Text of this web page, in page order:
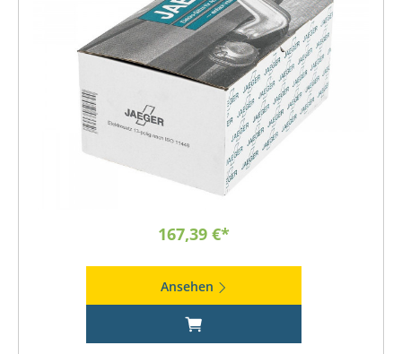
167,39 €*
Ansehen